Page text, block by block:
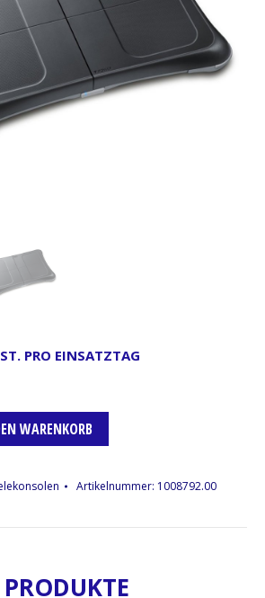
PRO EINSATZTAG
WARENKORB
Artikelnummer: 1008792.00